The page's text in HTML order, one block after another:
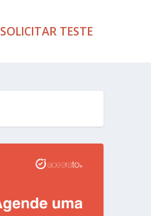
SOLICITAR TESTE